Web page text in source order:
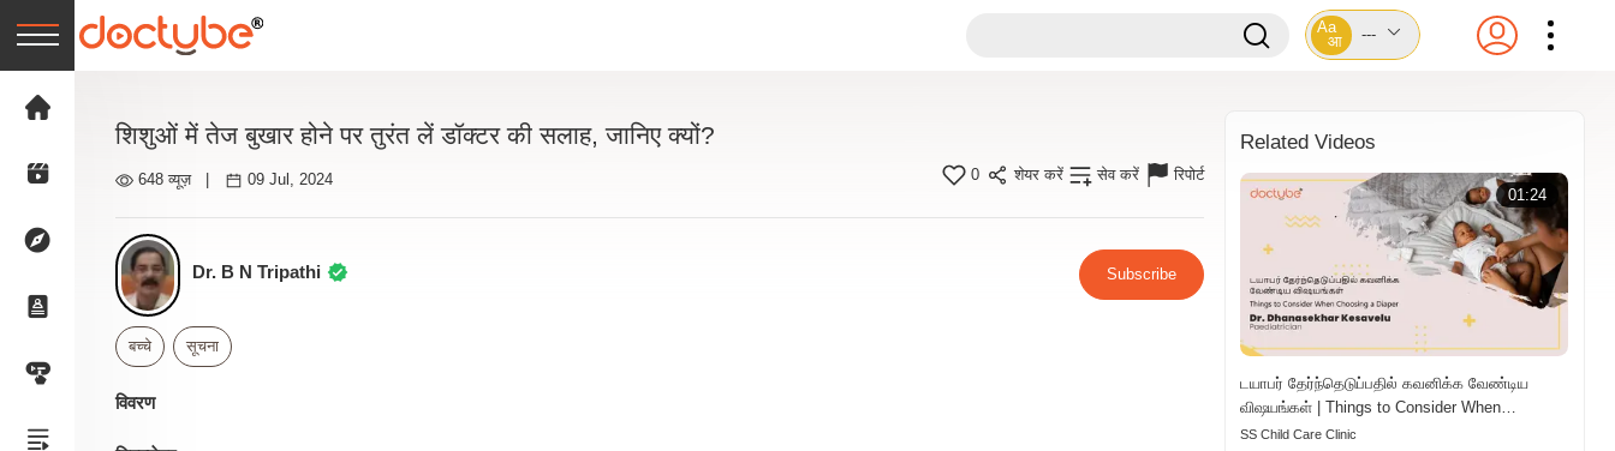
Aa
आ
---
शिशुओं में तेज बुखार होने पर तुरंत लें डॉक्टर की सलाह, जानिए क्यों?
648 व्यूज़ 09 Jul, 2024 0 शेयर करें सेव करें रिपोर्ट
Dr. B N Tripathi Subscribe
बच्चे सूचना
विवरण
Related Videos
01:24
டயாபர் தேர்ந்தெடுப்பதில் கவனிக்க வேண்டிய
விஷயங்கள் | Things to Consider When
Choosing a Diaper | Tamil
SS Child Care Clinic